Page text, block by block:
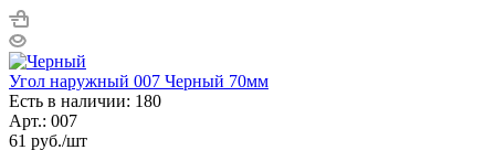
Угол наружный 007 Черный 70мм
Есть в наличии: 180
Арт.: 007
61 руб./шт